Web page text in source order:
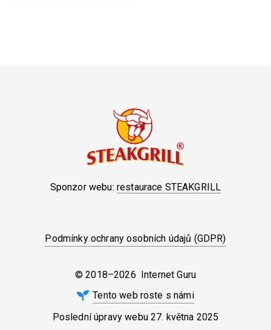
Sponzor webu: restaurace STEAKGRILL
Podmínky ochrany osobních údajů (GDPR)
© 2018–2026 Internet Guru
Tento web roste s námi
Poslední úpravy webu 27. května 2025